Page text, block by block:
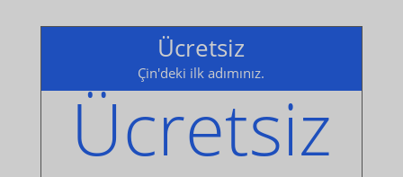
Ücretsiz
Çin'deki ilk adımınız.
Ücretsiz